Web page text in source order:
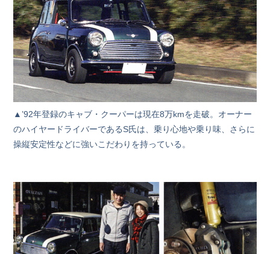
▲’92年登録のキャブ・クーパーは現在8万kmを走破。オーナー
のハイヤードライバーであるS氏は、乗り心地や乗り味、さらに
操縦安定性などに強いこだわりを持っている。